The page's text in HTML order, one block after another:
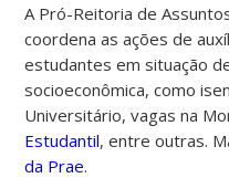
A Pró-Reitoria de
coordena as ações de
estudantes em situação
socioeconômica, como
Universitário, vagas na
Estudantil, entre outras.
da Prae.